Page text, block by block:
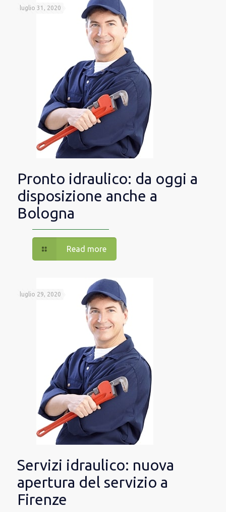
luglio 31, 2020
Pronto idraulico: da oggi a
disposizione anche a
Bologna
Read more
luglio 29, 2020
Servizi idraulico: nuova
apertura del servizio a
Firenze